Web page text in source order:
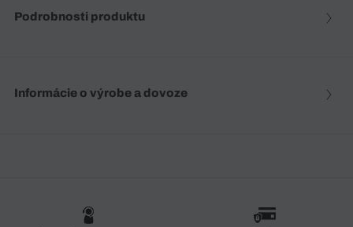
Podrobnosti produktu
Informácie o výrobe a dovoze